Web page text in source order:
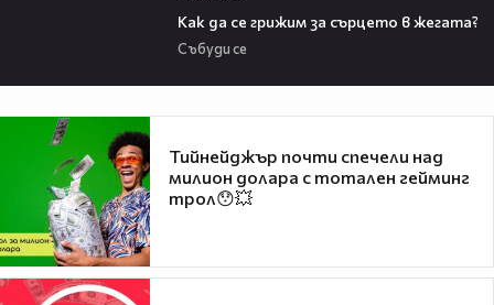
Как да се грижим за сърцето в жегата?
Събуди се
Тийнейджър почти спечели над
милион долара с тотален гейминг
трол😯💥